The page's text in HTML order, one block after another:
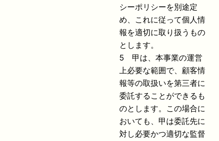
シーポリシーを別途定
め、これに従って個人情
報を適切に取り扱うもの
とします。
5 甲は、本事業の運営
上必要な範囲で、顧客情
報等の取扱いを第三者に
委託することができるも
のとします。この場合に
おいても、甲は委託先に
対し必要かつ適切な監督